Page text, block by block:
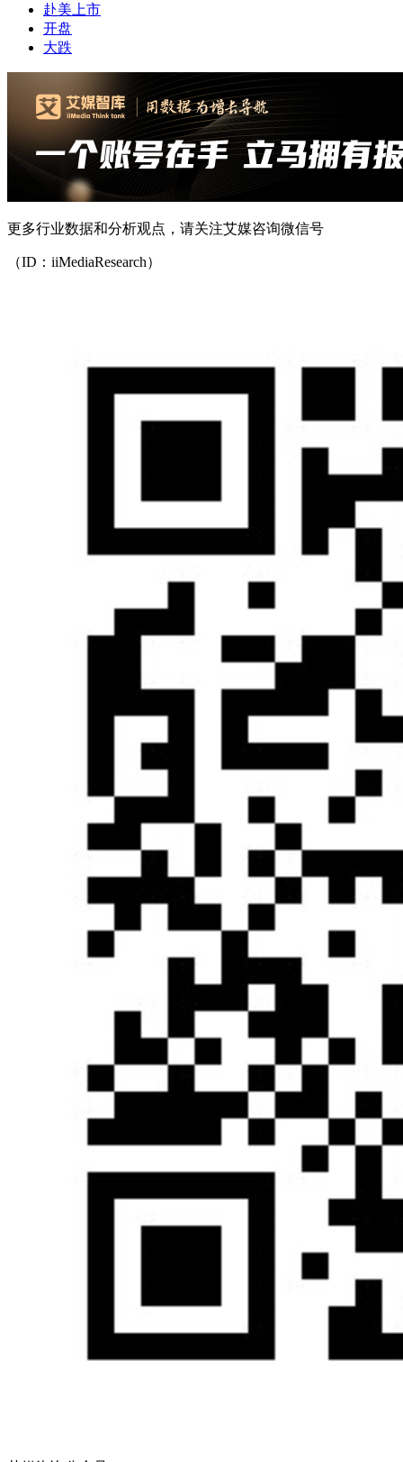
赴美上市
开盘
大跌
更多行业数据和分析观点，请关注艾媒咨询微信号
（ID：iiMediaResearch）